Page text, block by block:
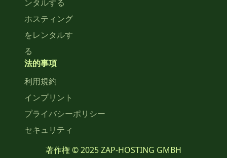
ンタルする
ホスティング
をレンタルす
る
法的事項
利用規約
インプリント
プライバシーポリシー
セキュリティ
著作権 © 2025 ZAP-HOSTING GMBH